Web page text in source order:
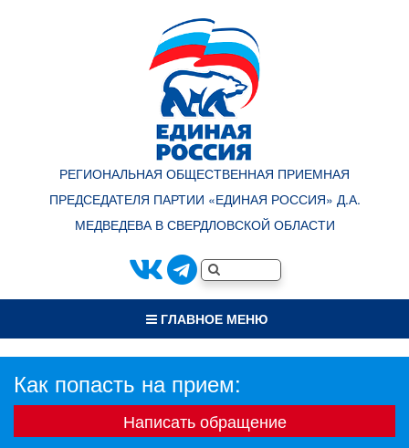
РЕГИОНАЛЬНАЯ ОБЩЕСТВЕННАЯ ПРИЕМНАЯ
ПРЕДСЕДАТЕЛЯ ПАРТИИ «ЕДИНАЯ РОССИЯ» Д.А.
МЕДВЕДЕВА В СВЕРДЛОВСКОЙ ОБЛАСТИ
ГЛАВНОЕ МЕНЮ
Как попасть на прием:
Написать обращение